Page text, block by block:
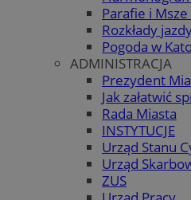
Parafie i
Rozkłady
Pogoda w
ADMINISTRACJA
Prezydent
Jak załatwić
Rada Miasta
INSTYTUCJE
Urząd Stanu
Urząd
ZUS